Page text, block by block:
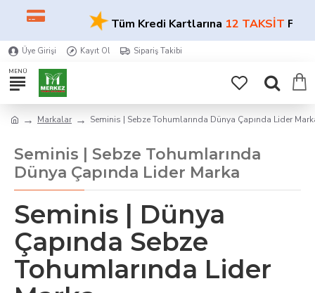
★Tüm Kredi Kartlarına12 TAKSİT
Üye Girişi Kayıt Ol Sipariş Takibi
Markalar Seminis | Sebze Tohumlarında Dünya Çapında Lider
Seminis | Sebze Tohumlarında
Dünya Çapında Lider Marka
Seminis | Dünya
Çapında Sebze
Tohumlarında Lider